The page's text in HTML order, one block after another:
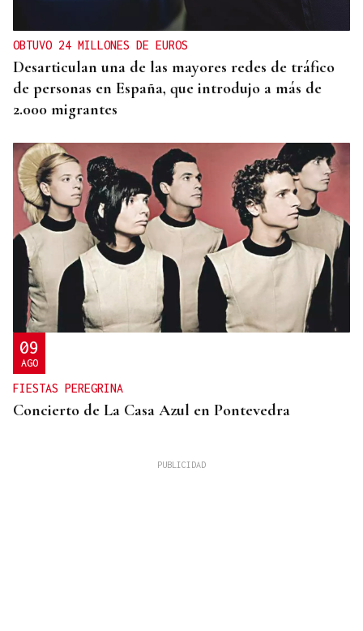
OBTUVO 24 MILLONES DE EUROS
Desarticulan una de las mayores redes de tráfico
de personas en España, que introdujo a más de
2.000 migrantes
09
AGO
FIESTAS PEREGRINA
Concierto de La Casa Azul en Pontevedra